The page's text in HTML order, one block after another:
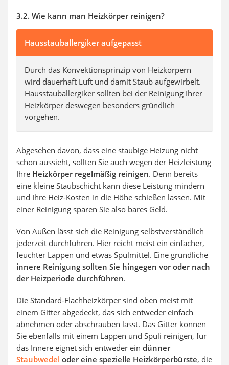
3.2. Wie kann man Heizkörper reinigen?
Hausstauballergiker aufgepasst
Durch das Konvektionsprinzip von Heizkörpern
wird dauerhaft Luft und damit Staub aufgewirbelt.
Hausstauballergiker sollten bei der Reinigung Ihrer
Heizkörper deswegen besonders gründlich
vorgehen.
Abgesehen davon, dass eine staubige Heizung nicht
schön aussieht, sollten Sie auch wegen der Heizleistung
Ihre Heizkörper regelmäßig reinigen. Denn bereits
eine kleine Staubschicht kann diese Leistung mindern
und Ihre Heiz-Kosten in die Höhe schießen lassen. Mit
einer Reinigung sparen Sie also bares Geld.
Von Außen lässt sich die Reinigung selbstverständlich
jederzeit durchführen. Hier reicht meist ein einfacher,
feuchter Lappen und etwas Spülmittel. Eine gründliche
innere Reinigung sollten Sie hingegen vor oder nach
der Heizperiode durchführen.
Die Standard-Flachheizkörper sind oben meist mit
einem Gitter abgedeckt, das sich entweder einfach
abnehmen oder abschrauben lässt. Das Gitter können
Sie ebenfalls mit einem Lappen und Spüli reinigen, für
das Innere eignet sich entweder ein dünner
Staubwedel oder eine spezielle Heizkörperbürste, die